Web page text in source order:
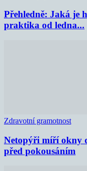
Přehledně: Jaká je
praktika od ledna...
Zdravotní gramotnost
Netopýři míří okny
před pokousáním